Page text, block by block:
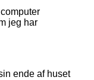
jeg har
ende af huset